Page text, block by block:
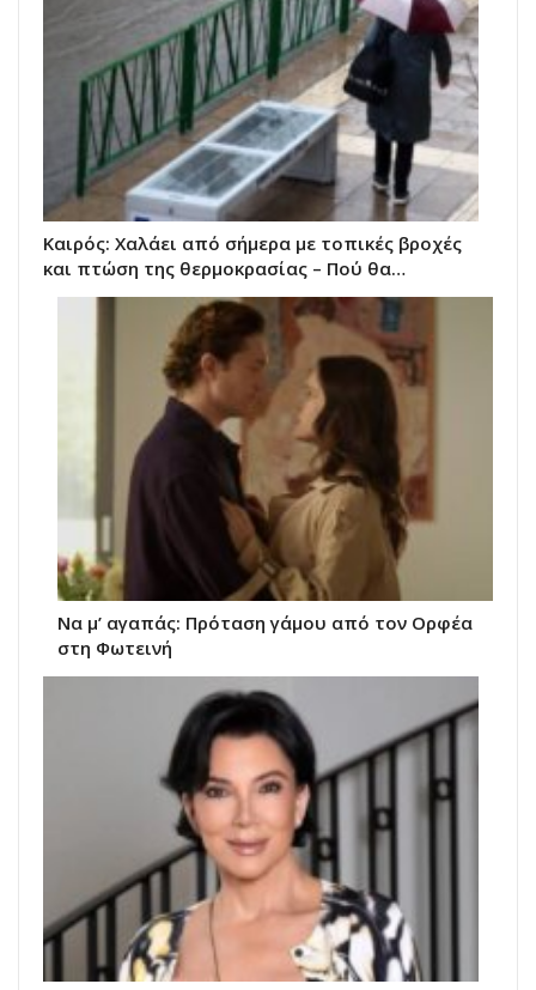
Καιρός: Χαλάει από σήμερα με τοπικές βροχές
και πτώση της θερμοκρασίας – Πού θα…
Να μ’ αγαπάς: Πρόταση γάμου από τον Ορφέα
στη Φωτεινή